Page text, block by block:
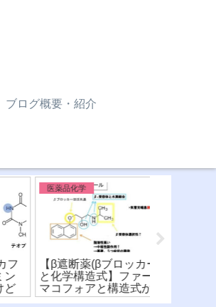
ブログ概要・紹介
医薬品化学
【β遮断薬(βブロッカー)
と化学構造式】ファー
マコフォアと構造式か
ら薬剤を比較！